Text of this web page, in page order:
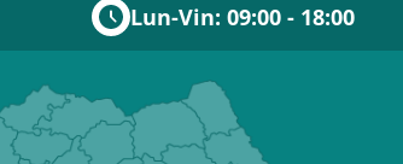
Lun-Vin: 09:00 - 18:00